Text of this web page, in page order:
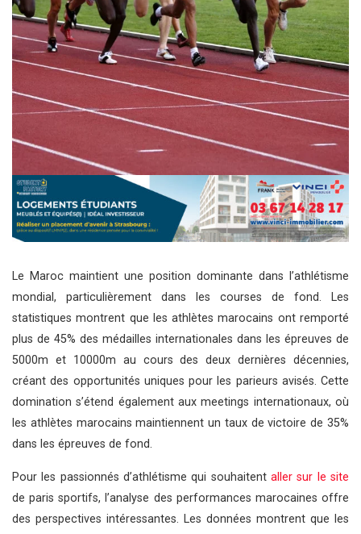
Le Maroc maintient une position dominante dans l’athlétisme
mondial, particulièrement dans les courses de fond. Les
statistiques montrent que les athlètes marocains ont remporté
plus de 45% des médailles internationales dans les épreuves de
5000m et 10000m au cours des deux dernières décennies,
créant des opportunités uniques pour les parieurs avisés. Cette
domination s’étend également aux meetings internationaux, où
les athlètes marocains maintiennent un taux de victoire de 35%
dans les épreuves de fond.
Pour les passionnés d’athlétisme qui souhaitent aller sur le site
de paris sportifs, l’analyse des performances marocaines offre
des perspectives intéressantes. Les données montrent que les